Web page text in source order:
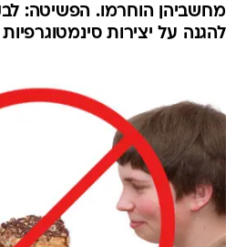
מחשביהן הוחרמו. הפשיטה:
להגנה על יצירות סינמטוגרפיות